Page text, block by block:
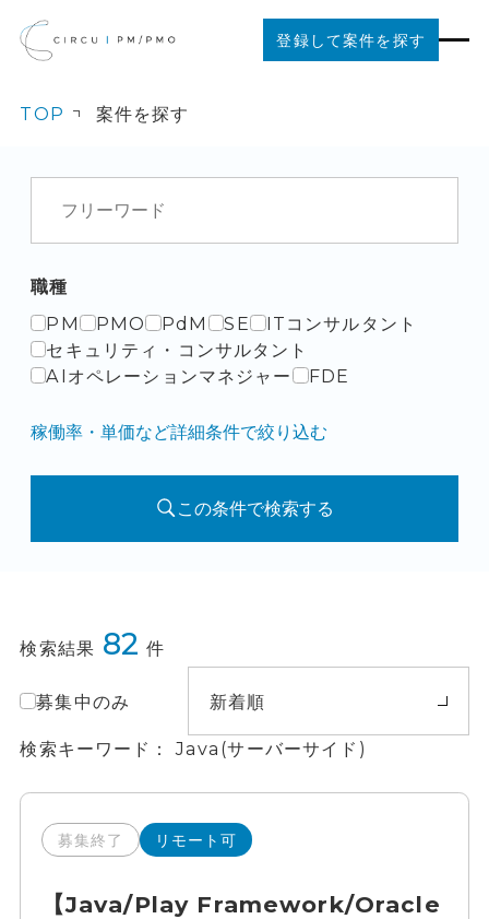
登録して案件を探す
ご利用の流れ
お役立ちコンテンツ
法人の方はこちら
TOP 案件を探す
職種
PM
PMO PdM SE
ITコンサルタント
セキュリティ・コンサルタント
AIオペレーションマネジャー
FDE
稼働率・単価など詳細条件で絞り込む
この条件で検索する
検索結果 82 件
募集中のみ 新着順
検索キーワード Java(サーバーサイド)
募集終了 リモート可
【Java/Play Framework/Oracle